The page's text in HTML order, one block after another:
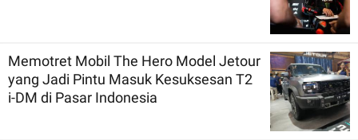
Memotret Mobil The Hero Model Jetour
yang Jadi Pintu Masuk Kesuksesan T2
i-DM di Pasar Indonesia